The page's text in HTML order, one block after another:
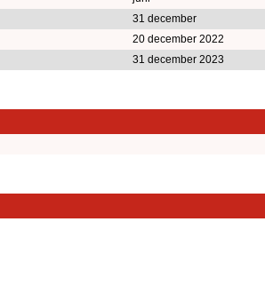
31 december
20 december 2022
31 december 2023